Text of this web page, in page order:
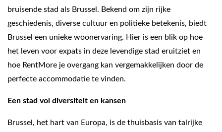
bruisende stad als Brussel. Bekend om zijn rijke
geschiedenis, diverse cultuur en politieke betekenis, biedt
Brussel een unieke woonervaring. Hier is een blik op hoe
het leven voor expats in deze levendige stad eruitziet en
hoe RentMore je overgang kan vergemakkelijken door de
perfecte accommodatie te vinden.
Een stad vol diversiteit en kansen
Brussel, het hart van Europa, is de thuisbasis van talrijke